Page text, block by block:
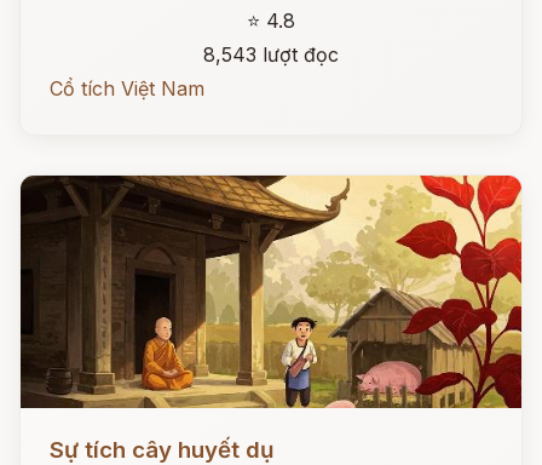
⭐ 4.8
8,543 lượt đọc
Cổ tích Việt Nam
Sự tích cây huyết dụ